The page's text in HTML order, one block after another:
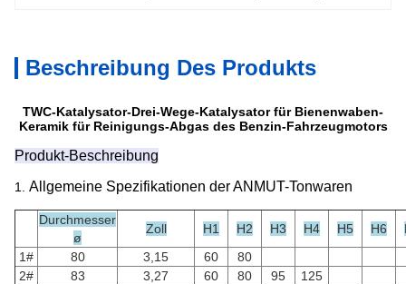
Beschreibung Des Produkts
TWC-Katalysator-Drei-Wege-Katalysator für Bienenwaben-
Keramik für Reinigungs-Abgas des Benzin-Fahrzeugmotors
Produkt-Beschreibung
1. Allgemeine Spezifikationen der ANMUT-Tonwaren
Durchmesser
ø
Zoll H1 H2 H3 H4 H5 H6
1#
80 3,15 60
80
2#
83 3,27 60 80 95
125